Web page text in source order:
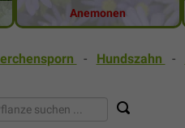
Anemonen
- Hundszahn -